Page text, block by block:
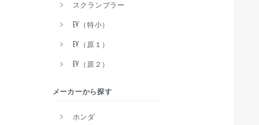
スクランブラー
EV（特小）
EV（原１）
EV（原２）
メーカーから探す
ホンダ